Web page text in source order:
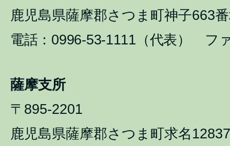
鹿児島県薩摩郡さつま町神子663
電話：0996-53-1111（代表） フ
薩摩支所
〒895-2201
鹿児島県薩摩郡さつま町求名